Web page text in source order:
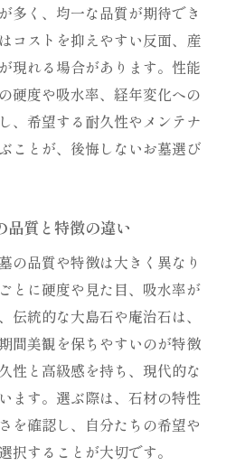
多く、均一な品質が期待でき
コストを抑えやすい反面、産
現れる場合があります。性能
硬度や吸水率、経年変化への
、希望する耐久性やメンテナ
ことが、後悔しないお墓選び
品質と特徴の違い
の品質や特徴は大きく異なり
とに硬度や見た目、吸水率が
伝統的な大島石や庵治石は、
間美観を保ちやすいのが特徴
性と高級感を持ち、現代的な
ます。選ぶ際は、石材の特性
を確認し、自分たちの希望や
択することが大切です。